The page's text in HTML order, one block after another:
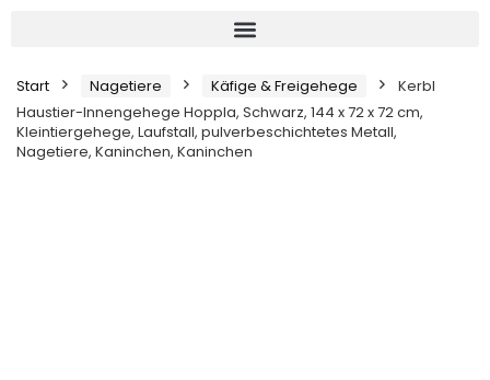
Start Nagetiere Käfige & Freigehege
Kerbl
Haustier-Innengehege Hoppla, Schwarz, 144 x 72 x 72 cm,
Kleintiergehege, Laufstall, pulverbeschichtetes Metall,
Nagetiere, Kaninchen, Kaninchen